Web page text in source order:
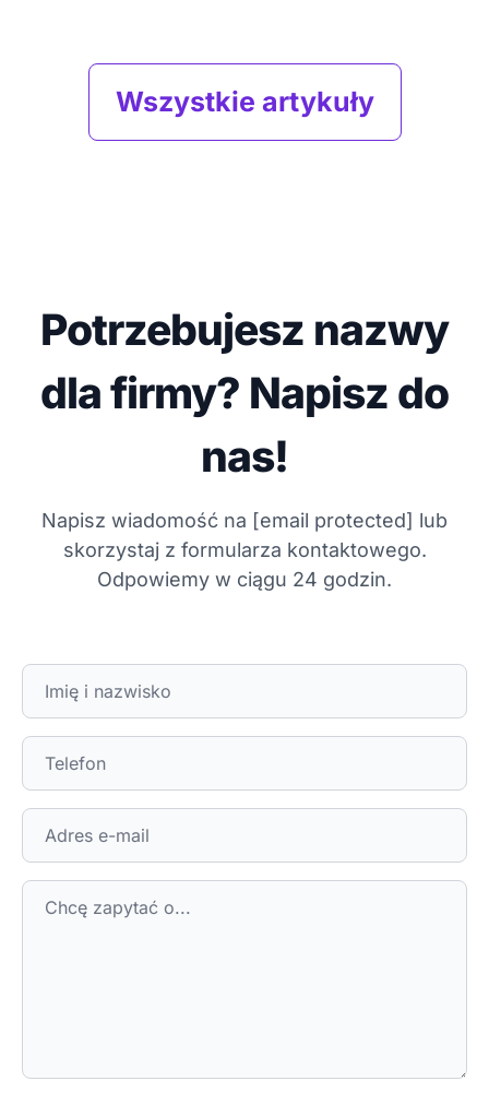
Wszystkie artykuły
Potrzebujesz nazwy
dla firmy? Napisz do
nas!
Napisz wiadomość na [email protected] lub
skorzystaj z formularza kontaktowego.
Odpowiemy w ciągu 24 godzin.